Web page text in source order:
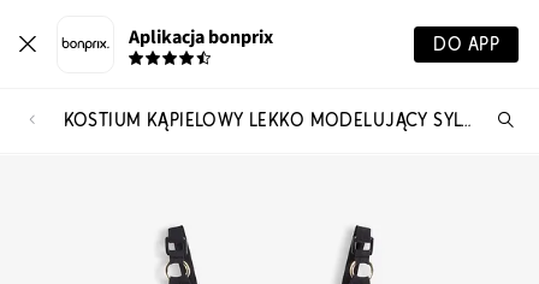
Aplikacja bonprix DO APP
KOSTIUM KĄPIELOWY LEKKO MODELUJĄCY SYLWETKĘ